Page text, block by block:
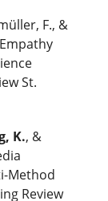
F., &
St.
K., &
Method
Review